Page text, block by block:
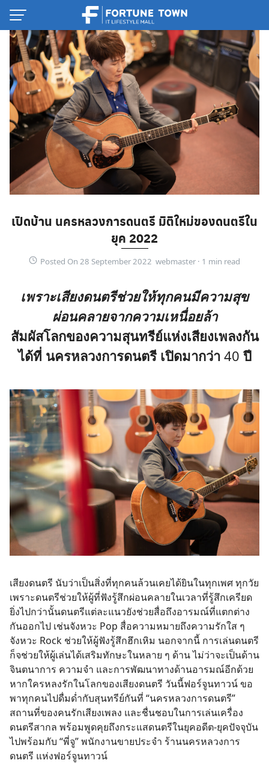
Skip
content
เปิดบ้าน นครหลวงการดนตรี มิติใหม่ของดนตรีใน
ยุค 2022
Posted On 28 September 2022 webmaster ·
เพราะเสียงดนตรีช่วยให้ทุกคนมีความสุข
ผ่อนคลายจากความเหนื่อยล้า
สัมผัสโลกของความสุนทรีย์แห่งเสียงเพลงกัน
ได้ที่ นครหลวงการดนตรี เปิดมากว่า 40 ปี
เสียงดนตรี นับว่าเป็นสิ่งที่ทุกคนล้วนเคยได้ยินในทุกเพศ ทุกวัย
เพราะดนตรีช่วยให้ผู้ที่ฟังรู้สึกผ่อนคลายในเวลาที่รู้สึกเครียด
ยิ่งไปกว่านั้นดนตรีแต่ละแนวยังช่วยสื่อถึงอารมณ์ที่แตกต่าง
กันออกไป เช่นจังหวะ Pop สื่อความหมายถึงความรักใส ๆ
จังหวะ Rock ช่วยให้ผู้ฟังรู้สึกฮึกเหิม นอกจากนี้ การเล่นดนตรี
ก็จช่วยให้ผู้เล่นได้เสริมทักษะในหลาย ๆ ด้าน ไม่ว่าจะเป็นด้าน
จินตนาการ ความจำ และการพัฒนาทางด้านอารมณ์อีกด้วย
หากใครหลงรักในโลกของเสียงดนตรี วันนี้ฟอร์จูนทาวน์ ขอ
พาทุกคนไปดื่มด่ำกับสุนทรีย์กันที่ “นครหลวงการดนตรี”
สถานที่ของคนรักเสียงเพลง และชื่นชอบในการเล่นเครื่อง
ดนตรีสากล พร้อมพูดคุยถึงกระแสดนตรีในยุคอดีต-ยุคปัจจุบัน
ไปพร้อมกับ “พี่จู” พนักงานขายประจำ ร้านนครหลวงการ
ดนตรี แห่งฟอร์จูนทาวน์